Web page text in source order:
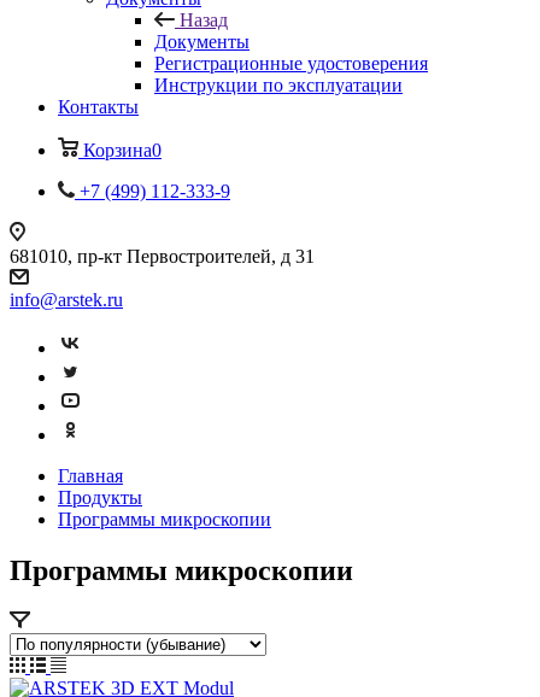
Назад
Документы
Регистрационные удостоверения
Инструкции по эксплуатации
Контакты
Корзина0
+7 (499) 112-333-9
681010, пр-кт Первостроителей, д 31
info@arstek.ru
Главная
Продукты
Программы микроскопии
Программы микроскопии